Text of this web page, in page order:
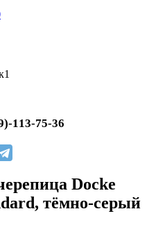
113-75-36
Docke
тёмно-серый